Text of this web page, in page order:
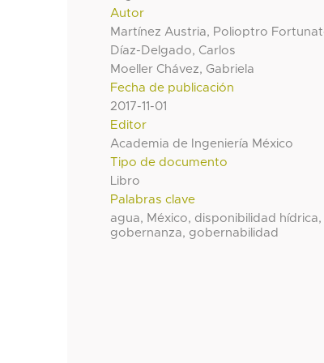
Autor
Martínez Austria, Polioptro
Díaz-Delgado, Carlos
Moeller Chávez, Gabriela
Fecha de publicación
2017-11-01
Editor
Academia de Ingeniería México
Tipo de documento
Libro
Palabras clave
agua, México, disponibilidad hídrica,
gobernanza, gobernabilidad